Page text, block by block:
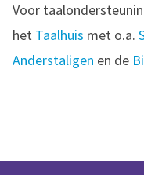
Voor
het Taalhuis met o.a.
Anderstaligen en de